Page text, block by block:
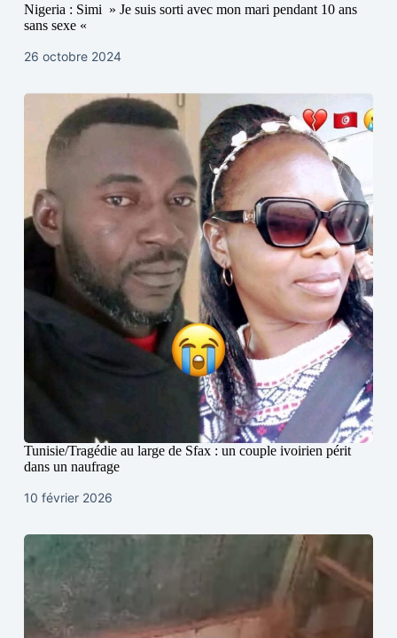
Nigeria : Simi » Je suis sorti avec mon mari pendant 10 ans
sans sexe «
26 octobre 2024
Tunisie/Tragédie au large de Sfax : un couple ivoirien périt
dans un naufrage
10 février 2026